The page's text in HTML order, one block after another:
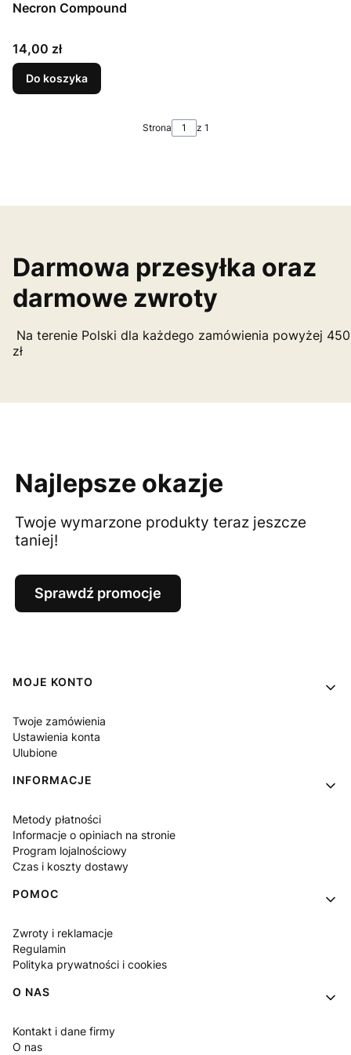
Necron Compound
Cena
14,00 zł
Do koszyka
Strona z 1
Darmowa przesyłka oraz
darmowe zwroty
Na terenie Polski dla każdego zamówienia powyżej 450
zł
Najlepsze okazje
Twoje wymarzone produkty teraz jeszcze
taniej!
Sprawdź promocje
Linki w stopce
MOJE KONTO
Twoje zamówienia
Ustawienia konta
Ulubione
INFORMACJE
Metody płatności
Informacje o opiniach na stronie
Program lojalnościowy
Czas i koszty dostawy
POMOC
Zwroty i reklamacje
Regulamin
Polityka prywatności i cookies
O NAS
Kontakt i dane firmy
O nas